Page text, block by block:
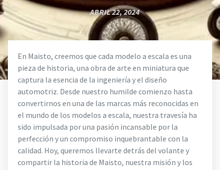
ABRIL 22, 2024
En Maisto, creemos que cada modelo a escala es una
pieza de historia, una obra de arte en miniatura que
captura la esencia de la ingeniería y el diseño
automotriz. Desde nuestro humilde comienzo hasta
convertirnos en una de las marcas más reconocidas en
el mundo de los modelos a escala, nuestra travesía ha
sido impulsada por una pasión incansable por la
perfección y un compromiso inquebrantable con la
calidad. Hoy, queremos llevarte detrás del volante y
compartir la historia de Maisto, nuestra misión y los